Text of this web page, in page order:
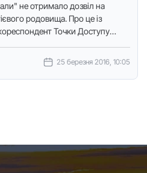
не отримало дозвiл на
родовища. Про це із
Точки Доступу
25 березня 2016, 10:05